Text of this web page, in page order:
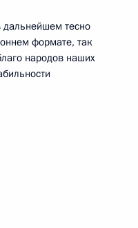
дальнейшем тесно
формате, так
народов наших